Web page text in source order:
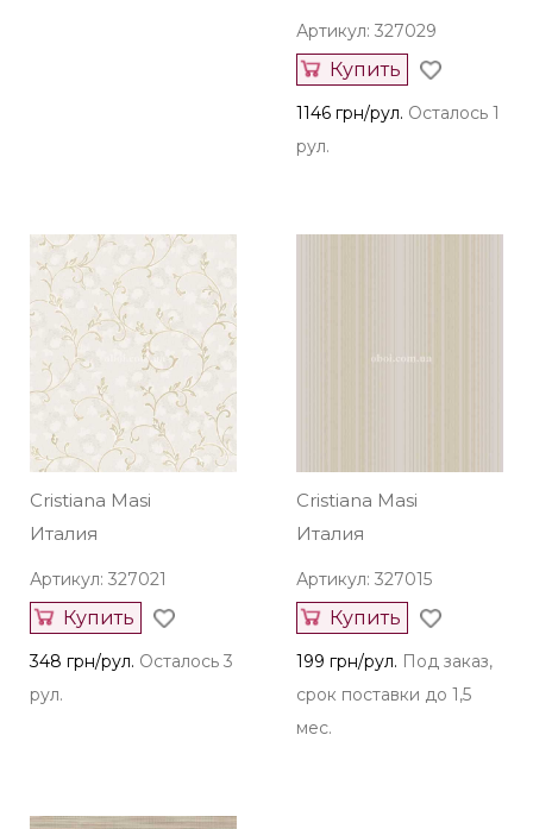
Артикул: 327029
Купить
1146 грн/рул. Осталось 1
рул.
Cristiana Masi
Италия
Артикул: 327021
Купить
348 грн/рул. Осталось 3
рул.
Cristiana Masi
Италия
Артикул: 327015
Купить
199 грн/рул. Под заказ,
срок поставки до 1,5
мес.